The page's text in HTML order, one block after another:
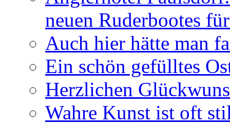
neuen Ruderbootes
Auch hier hätte man
Ein schön gefülltes
Herzlichen
Wahre Kunst ist oft